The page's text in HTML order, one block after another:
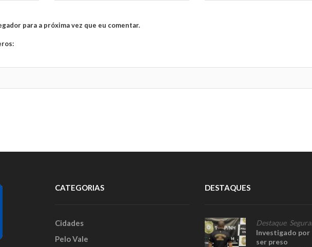
para a próxima vez que eu comentar.
CATEGORIAS
Cidades
Pelo Vale
DESTAQUES
Destaque,
Investigado por
ser preso